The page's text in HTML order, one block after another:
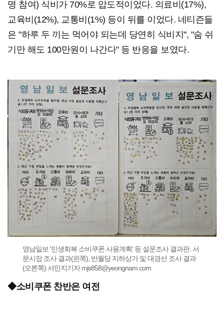
명 참여) 식비가 70%로 압도적이었다. 의료비(17%),
교육비(12%), 교통비(1%) 등이 뒤를 이었다. 네티즌들
은 "하루 두 끼는 먹어야 되는데 당연히 식비지", "숨 쉬
기만 해도 100만원이 나간다" 등 반응을 보였다.
영남일보 '민생회복 소비쿠폰 사용계획' 등 설문조사 결과판. 서
문시장 조사 결과(왼쪽), 반월당 지하상가 및 대경선 조사 결과
(오른쪽) 서민지기자 mjs858@yeongnam.com
◆소비쿠폰 찬반은 여전